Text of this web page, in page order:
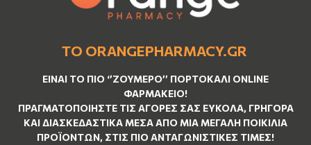
ΤΟ ORANGEPHARMACY.GR
ΕΊΝΑΙ ΤO ΠΙΟ ‘’ΖΟΥΜΕΡΌ’’ ΠΟΡΤΟΚΑΛΊ ΟNLINE
ΦΑΡΜΑΚΕΊΟ!
ΠΡΑΓΜΑΤΟΠΟΙΉΣΤΕ ΤΙΣ ΑΓΟΡΈΣ ΣΑΣ ΕΎΚΟΛΑ, ΓΡΉΓΟΡΑ
ΚΑΙ ΔΙΑΣΚΕΔΑΣΤΙΚΆ ΜΈΣΑ ΑΠΌ ΜΙΑ ΜΕΓΆΛΗ ΠΟΙΚΙΛΊΑ
ΠΡΟΪΌΝΤΩΝ, ΣΤΙΣ ΠΙΟ ΑΝΤΑΓΩΝΙΣΤΙΚΈΣ ΤΙΜΈΣ!